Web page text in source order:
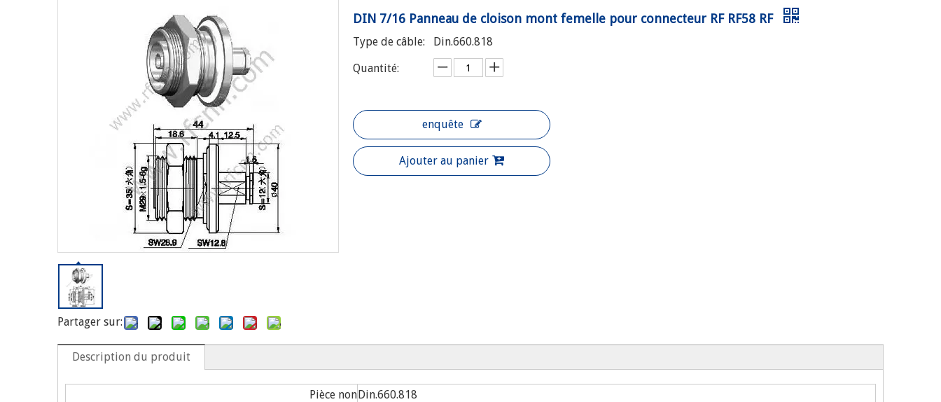
Partager sur:
DIN 7/16 Panneau de cloison mont femelle pour connecteur RF RF58 RF
Type de câble:
Din.660.818
Quantité:
enquête
Ajouter au panier
Description du produit
Pièce nonDin.660.818